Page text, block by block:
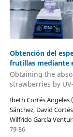
Obtención del
frutillas mediante
Obtaining the
strawberries by
Ibeth Cortés Angeles
Sánchez, David
Wilfrido García
79-86